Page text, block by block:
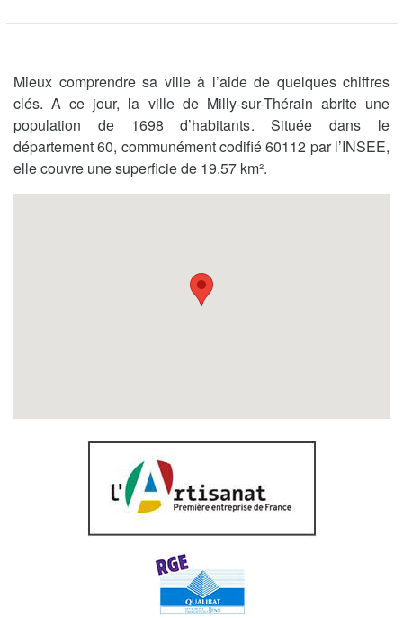
Mieux comprendre sa ville à l’aide de quelques chiffres
clés. A ce jour, la ville de Milly-sur-Thérain abrite une
population de 1698 d’habitants. Située dans le
département 60, communément codifié 60112 par l’INSEE,
elle couvre une superficie de 19.57 km².